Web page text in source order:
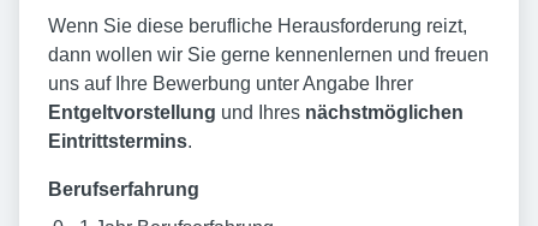
Wenn Sie diese berufliche Herausforderung reizt,
dann wollen wir Sie gerne kennenlernen und freuen
uns auf Ihre Bewerbung unter Angabe Ihrer
Entgeltvorstellung und Ihres nächstmöglichen
Eintrittstermins.
Berufserfahrung